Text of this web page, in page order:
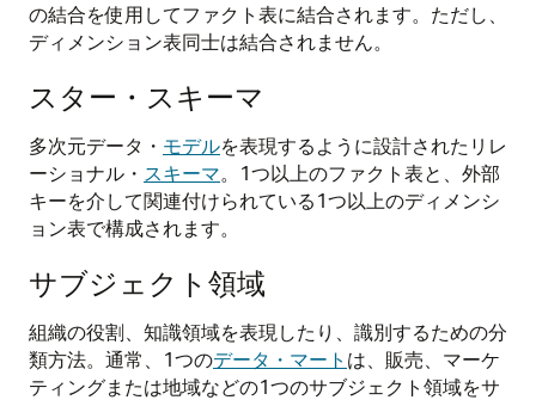
の結合を使用してファクト表に結合されます。ただし、
ディメンション表同士は結合されません。
スター・スキーマ
多次元データ・ モデルを表現するように設計されたリレ
ーショナル・ スキーマ。1つ以上のファクト表と、外部
キーを介して関連付けられている1つ以上のディメンシ
ョン表で構成されます。
サブジェクト領域
組織の役割、知識領域を表現したり、識別するための分
類方法。通常、1つのデータ・マート は、販売、マーケ
ティングまたは地域などの1つのサブジェクト領域をサ